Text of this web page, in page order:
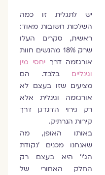
יש לתגלית זו כמה
השלכות חשובות מאוד:
ראשית, סקרים העלו
שרק 18% מהנשים חוות
אורגזמה דרךיחסי מין
וגינלייםבלבד. הם
מציעים שזו בעצם לא
אורגזמה וגינלית אלא
רק גירוי הדגדגן דרך
קירות הנרתיק.
באותו האופן, מה
שאנחנו מכנים 'נקודת
הג'י' היא בעצם רק
החלק האחורי של